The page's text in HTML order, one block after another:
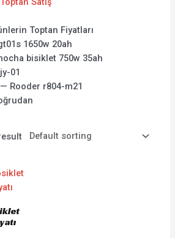
Toptan Fiyatları
1650w 20ah
bisiklet 750w 35ah
01
— Rooder r804-m21